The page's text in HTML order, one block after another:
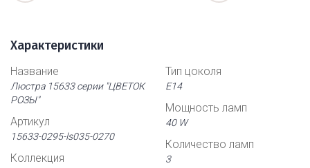
Характеристики
Название
Люстра 15633 серии "ЦВЕТОК
РОЗЫ"
Артикул
15633-0295-ls035-0270
Коллекция
Тип цоколя
Е14
Мощность ламп
40 W
Количество ламп
3